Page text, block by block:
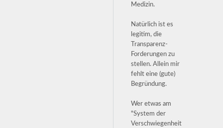
Medizin.
Natürlich ist es
legitim, die
Transparenz-
Forderungen zu
stellen. Allein mir
fehlt eine (gute)
Begründung.
Wer etwas am
"System der
Verschwiegenheit